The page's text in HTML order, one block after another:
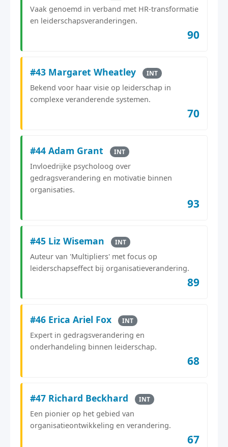
Vaak genoemd in verband met HR-transformatie
en leiderschapsveranderingen.
90
#43 Margaret Wheatley INT
Bekend voor haar visie op leiderschap in
complexe veranderende systemen.
70
#44 Adam Grant INT
Invloedrijke psycholoog over
gedragsverandering en motivatie binnen
organisaties.
93
#45 Liz Wiseman INT
Auteur van 'Multipliers' met focus op
leiderschapseffect bij organisatieverandering.
89
#46 Erica Ariel Fox INT
Expert in gedragsverandering en
onderhandeling binnen leiderschap.
68
#47 Richard Beckhard INT
Een pionier op het gebied van
organisatieontwikkeling en verandering.
67